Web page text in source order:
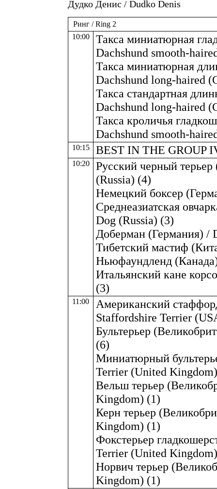
Дудко Денис / Dudko Denis
Ринг / Ring 2
10:00
Такса миниатюрная
Dachshund smooth-
Такса миниатюрная
Dachshund long-haired
Такса стандартная
Dachshund long-haired
Такса кроличья
Dachshund smooth-
10:15 BEST IN THE GROUP
10:20
Русский черный
(Russia) (4)
Немецкий боксер
Среднеазиатская
Dog (Russia) (3)
Доберман (Германия) /
Тибетский мастиф
Ньюфаундленд
Итальянский кане
(3)
11:00
Американский
Staffordshire Terrier
Бультерьер
(6)
Миниатюрный
Terrier (United
Вельш терьер
Kingdom) (1)
Керн терьер
Kingdom) (1)
Фокстерьер
Terrier (United
Норвич терьер
Kingdom) (1)